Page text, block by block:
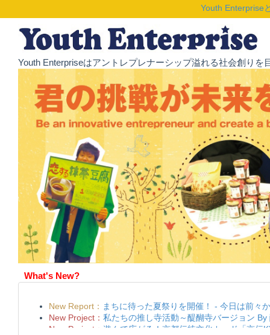
Youth Enterprise
Youth Enterpriseはアントレプレナーシップ溢れる社会創り
What's New?